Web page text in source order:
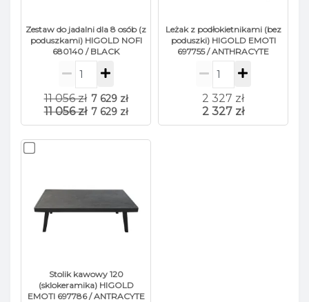
Zestaw do jadalni dla 8 osób (z
poduszkami) HIGOLD NOFI
680140 / BLACK
11 056 zł 7 629 zł
11 056 zł 7 629 zł
Leżak z podłokietnikami (bez
poduszki) HIGOLD EMOTI
697755 / ANTHRACYTE
2 327 zł
2 327 zł
Stolik kawowy 120
(sklokeramika) HIGOLD
EMOTI 697786 / ANTRACYTE